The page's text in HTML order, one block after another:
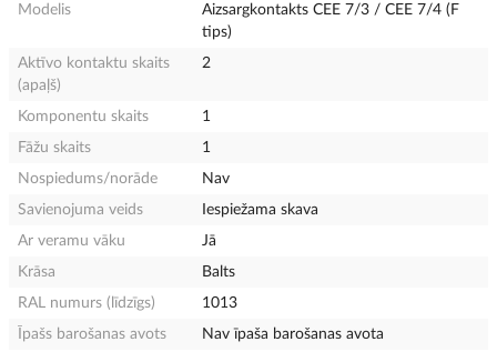
Modelis
Aizsargkontakts CEE 7/3 / CEE 7/4 (F
tips)
Aktīvo kontaktu skaits
(apaļš)
2
Komponentu skaits
1
Fāžu skaits
1
Nospiedums/norāde
Nav
Savienojuma veids
Iespiežama skava
Ar veramu vāku
Jā
Krāsa
Balts
RAL numurs (līdzīgs)
1013
Īpašs barošanas avots
Nav īpaša barošanas avota